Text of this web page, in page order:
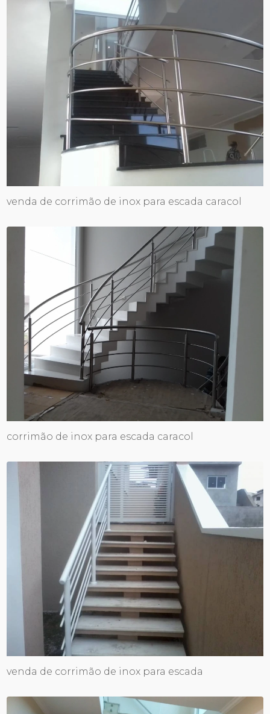
venda de corrimão de inox para escada caracol
corrimão de inox para escada caracol
venda de corrimão de inox para escada